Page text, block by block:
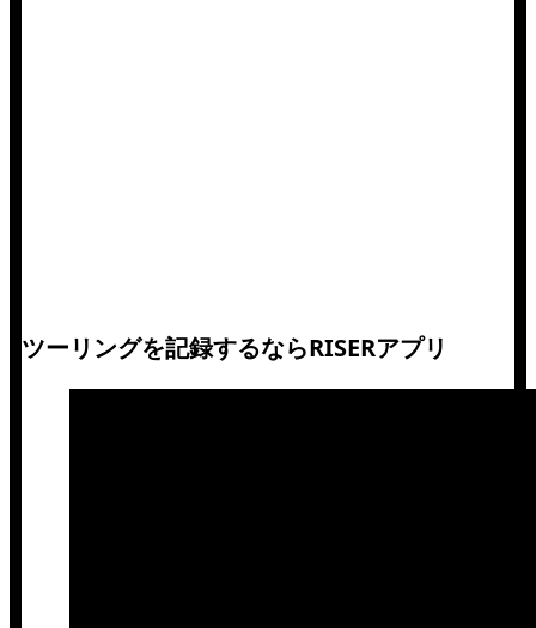
ツーリングを記録するならRISERアプリ